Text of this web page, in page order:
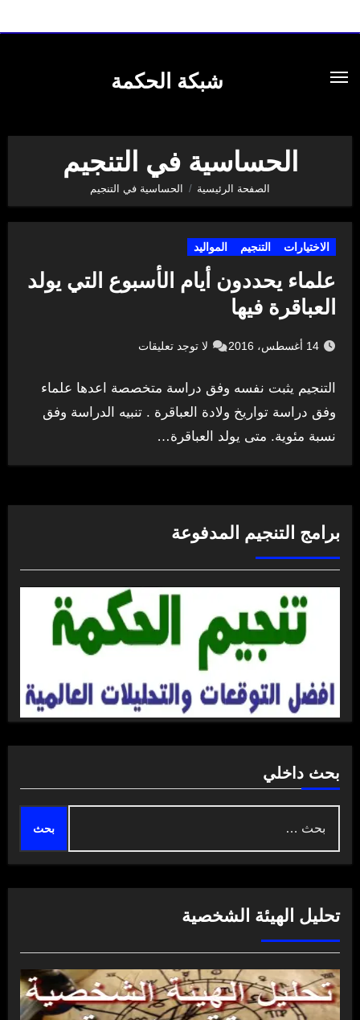
شبكة الحكمة
الحساسية في التنجيم
الصفحة الرئيسية الحساسية في التنجيم
الاختيارات التنجيم المواليد
علماء يحددون أيام الأسبوع التي يولد
العباقرة فيها
14 أغسطس، 2016 لا توجد تعليقات
التنجيم يثبت نفسه وفق دراسة متخصصة اعدها علماء
وفق دراسة تواريخ ولادة العباقرة . تنبيه الدراسة وفق
نسبة مئوية. متى يولد العباقرة…
برامج التنجيم المدفوعة
بحث داخلي
عن:
تحليل الهيئة الشخصية